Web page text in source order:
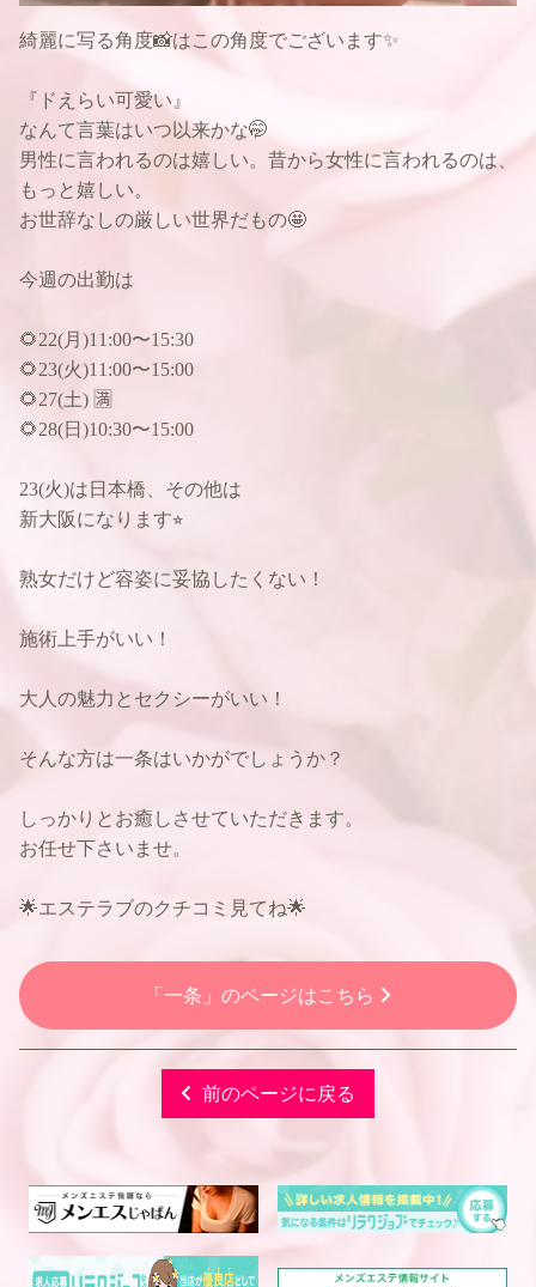
綺麗に写る角度📸はこの角度でございます✨
『ドえらい可愛い』
なんて言葉はいつ以来かな🤭
男性に言われるのは嬉しい。昔から女性に言われるのは、
もっと嬉しい。
お世辞なしの厳しい世界だもの🤩
今週の出勤は
🌻22(月)11:00〜15:30
🌻23(火)11:00〜15:00
🌻27(土) 🈵
🌻28(日)10:30〜15:00
23(火)は日本橋、その他は
新大阪になります⭐︎
熟女だけど容姿に妥協したくない！
施術上手がいい！
大人の魅力とセクシーがいい！
そんな方は一条はいかがでしょうか？
しっかりとお癒しさせていただきます。
お任せ下さいませ。
🌟エステラブのクチコミ見てね🌟
「一条」のページはこちら
前のページに戻る